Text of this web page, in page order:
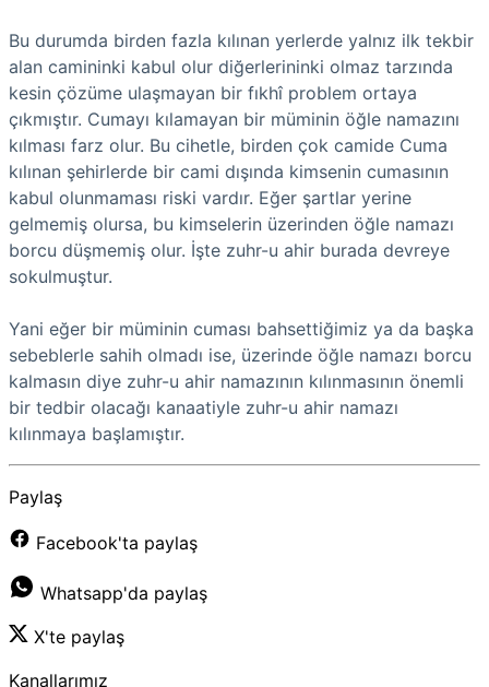
Bu durumda birden fazla kılınan yerlerde yalnız ilk tekbir
alan camininki kabul olur diğerlerininki olmaz tarzında
kesin çözüme ulaşmayan bir fıkhî problem ortaya
çıkmıştır. Cumayı kılamayan bir müminin öğle namazını
kılması farz olur. Bu cihetle, birden çok camide Cuma
kılınan şehirlerde bir cami dışında kimsenin cumasının
kabul olunmaması riski vardır. Eğer şartlar yerine
gelmemiş olursa, bu kimselerin üzerinden öğle namazı
borcu düşmemiş olur. İşte zuhr-u ahir burada devreye
sokulmuştur.
Yani eğer bir müminin cuması bahsettiğimiz ya da başka
sebeblerle sahih olmadı ise, üzerinde öğle namazı borcu
kalmasın diye zuhr-u ahir namazının kılınmasının önemli
bir tedbir olacağı kanaatiyle zuhr-u ahir namazı
kılınmaya başlamıştır.
Paylaş
Facebook'ta paylaş
Whatsapp'da paylaş
X'te paylaş
Kanallarımız